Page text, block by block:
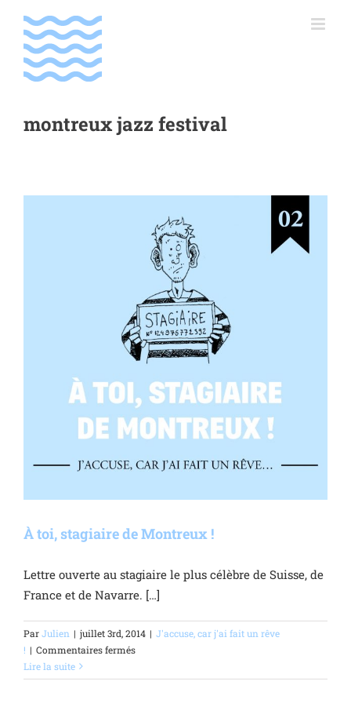
contenu
montreux jazz festival
À toi, stagiaire de Montreux !
Lettre ouverte au stagiaire le plus célèbre de Suisse, de
France et de Navarre. […]
ParJulien | juillet 3rd, 2014 | J'accuse, car j'ai fait un rêve
! | Commentaires ferméssur
toi,
Lire la suite